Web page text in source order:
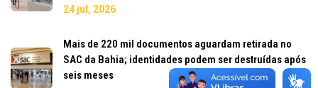
24 jul, 2026
Mais de 220 mil documentos aguardam retirada no
SAC da Bahia; identidades podem ser destruídas após
seis meses